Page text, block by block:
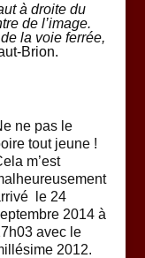
à droite du
de l’image.
la voie ferrée,
Brion.
ne pas le
tout jeune !
m’est
le 24
2014 à
avec le
2012.